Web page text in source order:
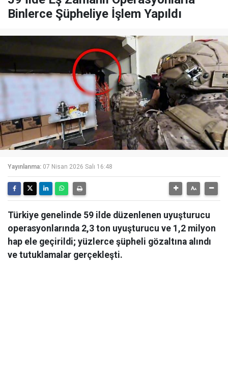
Binlerce Şüpheliye İşlem Yapıldı
Yayınlanma: 07 Nisan 2026 Salı 16:48
Türkiye genelinde 59 ilde düzenlenen uyuşturucu
operasyonlarında 2,3 ton uyuşturucu ve 1,2 milyon
hap ele geçirildi; yüzlerce şüpheli gözaltına alındı
ve tutuklamalar gerçekleşti.